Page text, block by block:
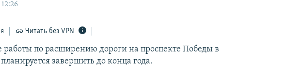
Читать без VPN
работы по расширению дороги на проспекте Победы в
завершить до конца года.